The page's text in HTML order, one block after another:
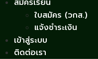
สมัครเรียน
ใบสมัคร (วกส.)
แจ้งชำระเงิน
เข้าสู่ระบบ
ติดต่อเรา